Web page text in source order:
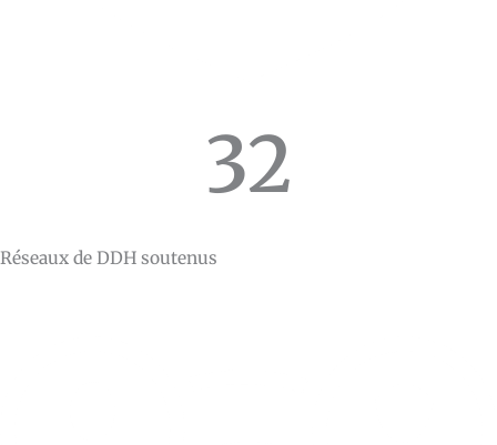
32
Réseaux de DDH soutenus